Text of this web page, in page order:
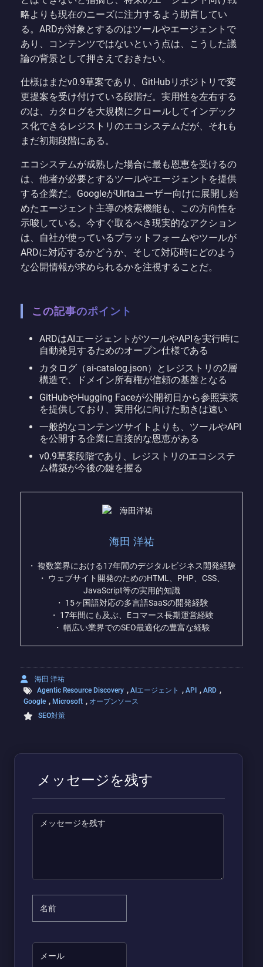
略よりも現在のニーズに注力するよう助言してい
る。ARDが対象とするのはツールやエージェントで
あり、コンテンツではないという点は、こうした議
論の背景として押さえておきたい。
仕様はまだv0.9草案であり、GitHubリポジトリで変
更提案を受け付けている段階だ。実用性を左右する
のは、カタログを大規模にクロールしてインデック
ス化できるレジストリのエコシステムだが、それも
まだ初期段階にある。
エコシステムが成熟した場合に最も恩恵を受けるの
は、他者が必要とするツールやエージェントを提供
する企業だ。GoogleがUlrtaユーザー向けに展開し始
めたエージェント主導の検索機能も、この方向性を
示唆している。今すぐ取るべき現実的なアクション
は、自社が使っているプラットフォームやツールが
ARDに対応するかどうか、そして対応時にどのよう
な公開情報が求められるかを注視することだ。
この記事のポイント
ARDはAIエージェントがツールやAPIを実行時に
自動発見するためのオープン仕様である
カタログ（ai-catalog.json）とレジストリの2層
構造で、ドメイン所有権が信頼の基盤となる
GitHubやHugging Faceが公開初日から参照実装
を提供しており、実用化に向けた動きは速い
一般的なコンテンツサイトよりも、ツールやAPI
を公開する企業に直接的な恩恵がある
v0.9草案段階であり、レジストリのエコシステ
ム構築が今後の鍵を握る
海田 洋祐
・ 複数業界における17年間のデジタルビジネス開発経験
・ ウェブサイト開発のためのHTML、PHP、CSS、
JavaScript等の実用的知識
・ 15ヶ国語対応の多言語SaaSの開発経験
・ 17年間にも及ぶ、Eコマース長期運営経験
・ 幅広い業界でのSEO最適化の豊富な経験
海田 洋祐
Agentic Resource Discovery , AIエージェント , API , ARD ,
Google , Microsoft , オープンソース
SEO対策
メッセージを残す